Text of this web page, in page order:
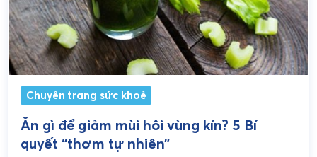
Chuyên trang sức khoẻ
Ăn gì để giảm mùi hôi vùng kín? 5 Bí
quyết “thơm tự nhiên”